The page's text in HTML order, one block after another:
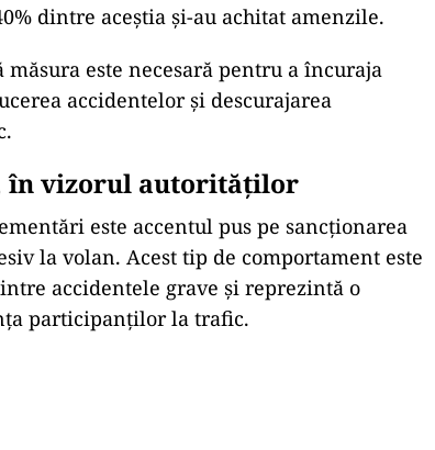
dintre aceștia și-au achitat amenzile.
este necesară pentru a încuraja
accidentelor și descurajarea
în vizorul autorităților
este accentul pus pe sancționarea
la volan. Acest tip de comportament este
accidentele grave și reprezintă o
participanților la trafic.